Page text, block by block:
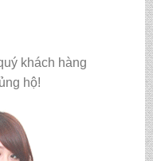
khách hàng
hộ!